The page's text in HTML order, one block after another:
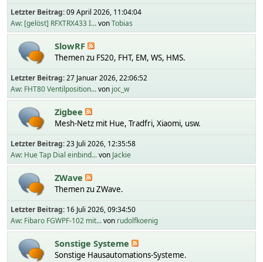
Letzter Beitrag:09 April 2026, 11:04:04
Aw: [gelöst] RFXTRX433 I...vonTobias
SlowRF
Themen zu FS20, FHT, EM, WS, HMS.
Letzter Beitrag:27 Januar 2026, 22:06:52
Aw: FHT80 Ventilposition...von joc_w
Zigbee
Mesh-Netz mit Hue, Tradfri, Xiaomi, usw.
Letzter Beitrag:23 Juli 2026, 12:35:58
Aw: Hue Tap Dial einbind...von Jackie
ZWave
Themen zu ZWave.
Letzter Beitrag: 16 Juli 2026, 09:34:50
Aw: Fibaro FGWPF-102 mit...von rudolfkoenig
Sonstige Systeme
Sonstige Hausautomations-Systeme.